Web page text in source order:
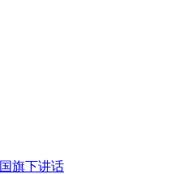
国旗下讲话